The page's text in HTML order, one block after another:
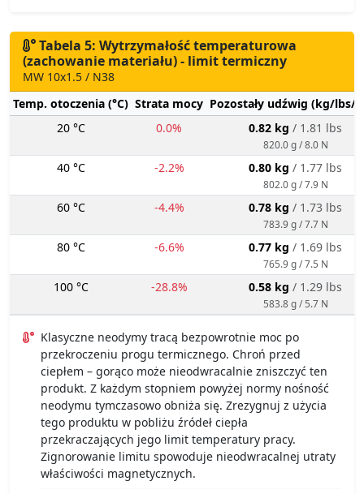
Tabela 5: Wytrzymałość temperaturowa
(zachowanie materiału) - limit termiczny
MW 10x1.5 / N38
Temp. otoczenia (°C) Strata mocy Pozostały udźwig (kg/lbs/
20 °C
0.0% 0.82 kg / 1.81 lbs
820.0 g / 8.0 N
40 °C -2.2% 0.80 kg / 1.77 lbs
802.0 g / 7.9 N
60 °C -4.4% 0.78 kg / 1.73 lbs
783.9 g / 7.7 N
80 °C -6.6% 0.77 kg / 1.69 lbs
765.9 g / 7.5 N
100 °C -28.8% 0.58 kg / 1.29 lbs
583.8 g / 5.7 N
Klasyczne neodymy tracą bezpowrotnie moc po
przekroczeniu progu termicznego. Chroń przed
ciepłem – gorąco może nieodwracalnie zniszczyć ten
produkt. Z każdym stopniem powyżej normy nośność
neodymu tymczasowo obniża się. Zrezygnuj z użycia
tego produktu w pobliżu źródeł ciepła
przekraczających jego limit temperatury pracy.
Zignorowanie limitu spowoduje nieodwracalnej utraty
właściwości magnetycznych.